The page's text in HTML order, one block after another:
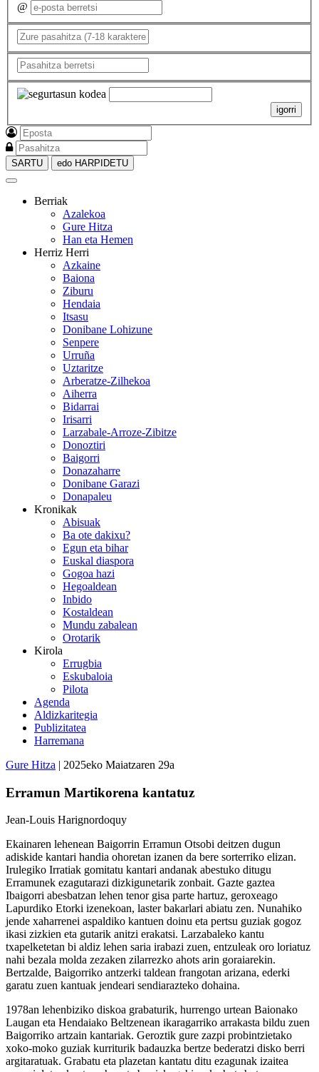
@
igorri
SARTU edo HARPIDETU
Berriak
Azalekoa
Gure Hitza
Han eta Hemen
Herriz Herri
Azkaine
Baiona
Ziburu
Hendaia
Itsasu
Donibane Lohizune
Senpere
Urruña
Uztaritze
Arberatze-Zilhekoa
Aiherra
Bidarrai
Irisarri
Larzabale-Arroze-Zibitze
Donoztiri
Baigorri
Donazaharre
Donibane Garazi
Donapaleu
Kronikak
Abisuak
Ba ote dakixu?
Egun eta bihar
Euskal diaspora
Gogoa hazi
Hegoaldean
Inbido
Kostaldean
Mundu zabalean
Orotarik
Kirola
Errugbia
Eskubaloia
Pilota
Agenda
Aldizkaritegia
Publizitatea
Harremana
Gure Hitza | 2025eko Maiatzaren 29a
Erramun Martikorena kantatuz
Jean-Louis Harignordoquy
Ekainaren lehenean Baigorrin Erramun Otsobi deitzen dugun
adiskide kantari handia ohoretan izanen da bere sorterriko elizan.
Irulegiko Irratiak gomitatu kantari andanak abestuko ditugu
Erramunek ezagutarazi dizkigunetarik zonbait. Gazte gaztea
Ibaigorri abesbatzan lehen tenor gisa parte hartuz, geroxeago
Lapurdiko Etorki izenekoan, laster bakarlari abiatu zen. Nunahiko
jende xaharrenei aspaldiko kantuen doinu eta pertsu guziak gogoz
ikasi zizkien eta gutarik anitzi erakatsi. Larzabaleko kantu
txapelketetan bi aldiz lehen saria irabazi zuen, entzuleak oro loriatuz
nahi bezala molda zezaken zilarrezko ahots arin goraiarekin.
Bertzalde, Baigorriko antzerki taldean frangotan arizana, ederki
garatu zuen kantuak jendeari sendiarazteko dohaina.
1978an lehenbiziko diskoa grabaturik, hurrengo urtean Baionako
Laugan eta Hendaiako Beltzenean ikaragarriko arrakasta bildu zuen
Baigorriko artzain kantariak. Geroztik gure zazpi probintzietako
xoko-moko guziak kurriturik badauzka bertze bederatzi disko berri
argitaratuak. Grabatu eta plazetan kantatu ditu ezagunak izaitea